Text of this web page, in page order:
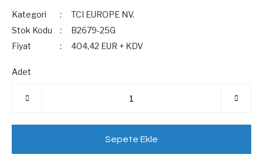
Kategori
TCI EUROPE NV.
Stok Kodu
B2679-25G
Fiyat
404,42 EUR + KDV
Adet
Sepete Ekle